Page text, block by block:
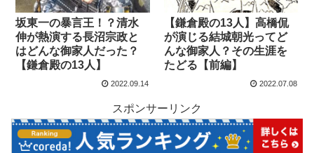
坂東一の暴言王！？清水
伸が熱演する長沼宗政と
はどんな御家人だった？
【鎌倉殿の13人】
2022.09.14
【鎌倉殿の13人】高橋侃
が演じる結城朝光ってど
んな御家人？その生涯を
たどる【前編】
2022.07.08
スポンサーリンク